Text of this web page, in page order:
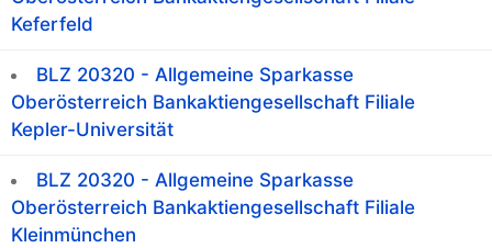
Keferfeld
BLZ 20320 - Allgemeine Sparkasse
Oberösterreich Bankaktiengesellschaft Filiale
Kepler-Universität
BLZ 20320 - Allgemeine Sparkasse
Oberösterreich Bankaktiengesellschaft Filiale
Kleinmünchen